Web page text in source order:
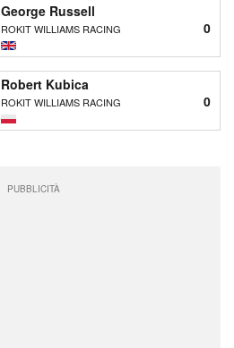
George Russell
ROKIT WILLIAMS RACING 0
Robert Kubica
ROKIT WILLIAMS RACING 0
PUBBLICITÀ